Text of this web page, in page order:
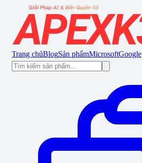
Trang chủBlogSản phẩmMicrosoftGoogle